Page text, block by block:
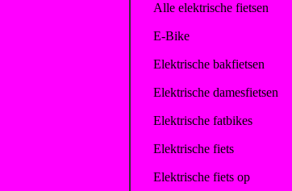
Alle elektrische fietsen
E-Bike
Elektrische bakfietsen
Elektrische damesfietsen
Elektrische fatbikes
Elektrische fiets
Elektrische fiets op